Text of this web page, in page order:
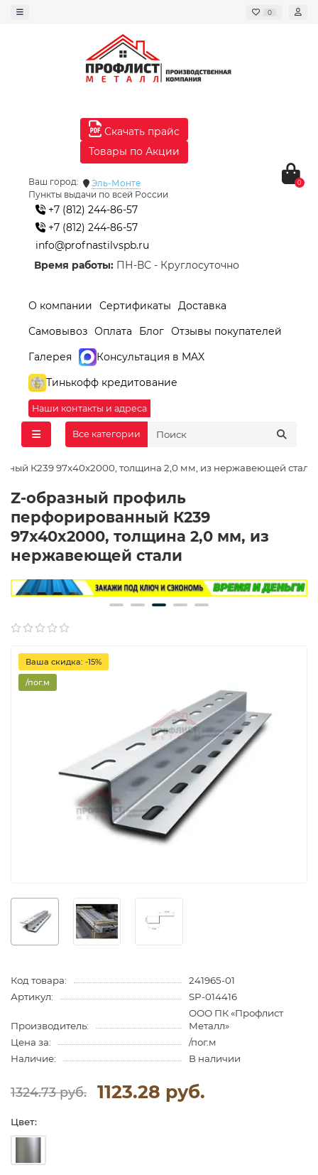
0
Скачать прайс
Товары по Акции
Ваш город:
Эль-Монте
Пункты выдачи по всей России
+7 (812) 244-86-57
+7 (812) 244-86-57
info@profnastilvspb.ru
Время работы: ПН-ВС - Круглосуточно
0
О компании Сертификаты
Доставка
Самовывоз Оплата Блог Отзывы покупателей
Галерея
Консультация в MAX
Тинькофф кредитование
Наши контакты и адреса
Все категории
К239 97x40x2000, толщина 2,0 мм, из нержавеющей стали
Z-образный профиль
перфорированный К239
97x40x2000, толщина 2,0 мм, из
нержавеющей стали
Ваша скидка: -15%
/пог.м
Код товара:
241965-01
Артикул:
SP-014416
Производитель:
ООО ПК «Профлист
Металл»
Цена за:
/пог.м
Наличие:
В наличии
1324.73 руб. 1123.28 руб.
Цвет: